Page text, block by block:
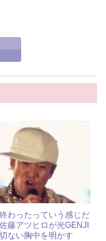
終わったっていう感じだ
藤アツヒロが光GENJI
ない胸中を明かす